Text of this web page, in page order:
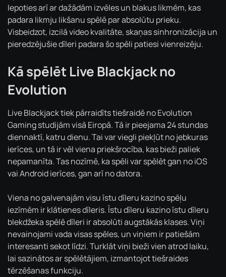
lepoties arī ar dažādām izvēles un blakus likmēm, kas
padara likmju likšanu spēlē par absolūtu prieku.
Visbeidzot, izcilā video kvalitāte, skaņas sinhronizācija un
pieredzējušie dīleri padara šo spēli patiesi vienreizēju.
Kā spēlēt Live Blackjack no
Evolution
Live Blackjack tiek pārraidīts tiešraidē no Evolution
Gaming studijām visā Eiropā. Tā ir pieejama 24 stundas
diennaktī, katru dienu. Tai var viegli piekļūt no jebkuras
ierīces, un tā ir vēl viena priekšrocība, kas bieži paliek
nepamanīta. Tas nozīmē, ka spēli var spēlēt gan no iOS
vai Android ierīces, gan arī no datora.
Viena no galvenajām visu īstu dīleru kazino spēļu
iezīmēm ir klātienes dīleris. Īstu dīleru kazino īstu dīleru
blekdžeka spēlē dīleri ir absolūti augstākās klases. Viņi
nevainojami vada visas spēles, un viņiem ir patiešām
interesanti sekot līdzi. Turklāt viņi bieži vien atrod laiku,
lai sazinātos ar spēlētājiem, izmantojot tiešraides
tērzēšanas funkciju.